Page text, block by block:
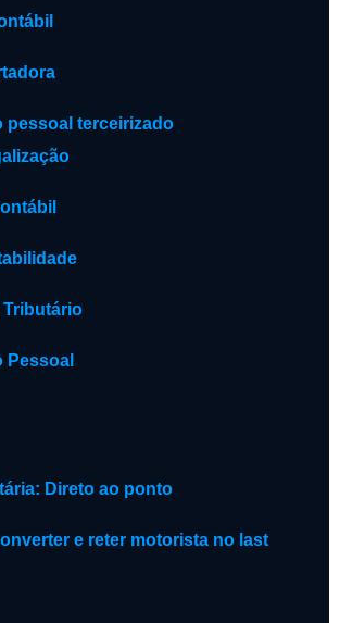
pessoal terceirizado
Tributário
Pessoal
Direto ao ponto
e reter motorista no last